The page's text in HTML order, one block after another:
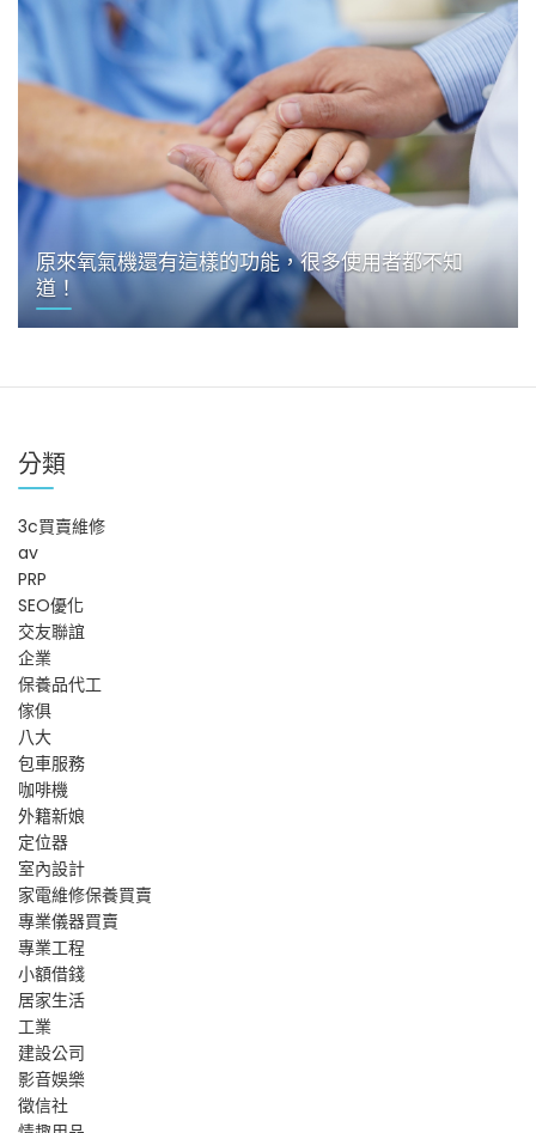
原來氧氣機還有這樣的功能，很多使用者都不知
道！
分類
3c買賣維修
av
PRP
SEO優化
交友聯誼
企業
保養品代工
傢俱
八大
包車服務
咖啡機
外籍新娘
定位器
室內設計
家電維修保養買賣
專業儀器買賣
專業工程
小額借錢
居家生活
工業
建設公司
影音娛樂
徵信社